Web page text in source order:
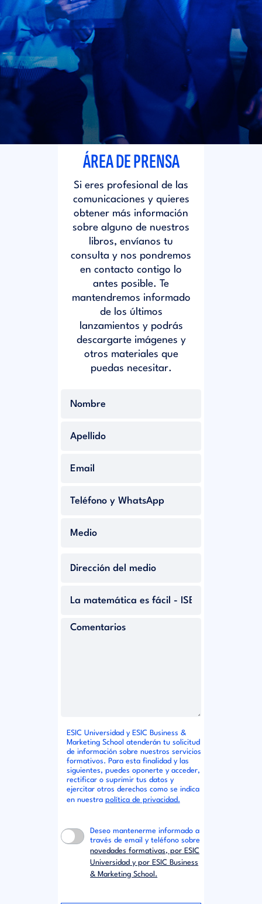
d
i
t
t
o
r
i
ÁREA DE PRENSA
Si eres profesional de las
comunicaciones y quieres
obtener más información
sobre alguno de nuestros
libros, envíanos tu
consulta y nos pondremos
en contacto contigo lo
antes posible. Te
mantendremos informado
de los últimos
lanzamientos y podrás
descargarte imágenes y
otros materiales que
puedas necesitar.
ESIC Universidad y ESIC Business &
Marketing School atenderán tu solicitud
de información sobre nuestros servicios
formativos. Para esta finalidad y las
siguientes, puedes oponerte y acceder,
rectificar o suprimir tus datos y
ejercitar otros derechos como se indica
en nuestra política de privacidad.
Deseo mantenerme informado a
través de email y teléfono sobre
novedades formativas, por ESIC
Universidad y por ESIC Business
& Marketing School.